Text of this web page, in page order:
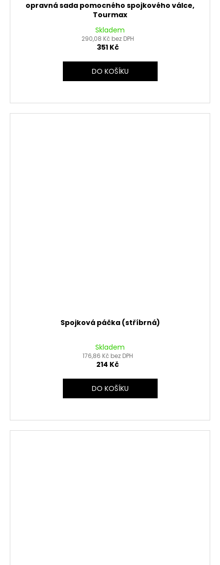
opravná sada pomocného spojkového válce,
Tourmax
Skladem
290,08 Kč bez DPH
351 Kč
DO KOŠÍKU
Spojková páčka (stříbrná)
Skladem
176,86 Kč bez DPH
214 Kč
DO KOŠÍKU